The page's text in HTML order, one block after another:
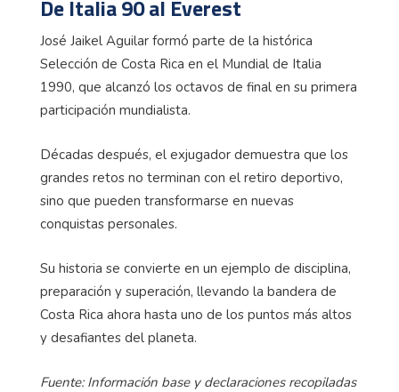
De Italia 90 al Everest
José Jaikel Aguilar formó parte de la histórica
Selección de Costa Rica en el Mundial de Italia
1990, que alcanzó los octavos de final en su primera
participación mundialista.
Décadas después, el exjugador demuestra que los
grandes retos no terminan con el retiro deportivo,
sino que pueden transformarse en nuevas
conquistas personales.
Su historia se convierte en un ejemplo de disciplina,
preparación y superación, llevando la bandera de
Costa Rica ahora hasta uno de los puntos más altos
y desafiantes del planeta.
Fuente: Información base y declaraciones recopiladas